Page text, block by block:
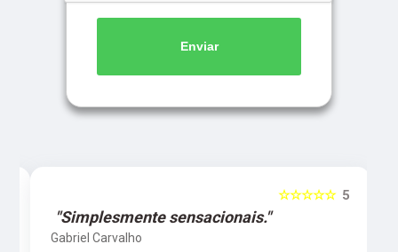
Enviar
5
☆☆☆☆☆
"Simplesmente sensacionais."
Gabriel Carvalho